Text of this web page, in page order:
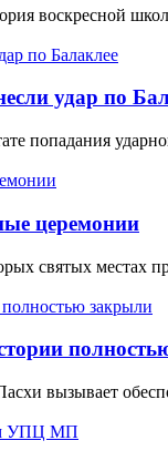
воскресной
удар по
попадания
церемонии
святых местах
вызывает